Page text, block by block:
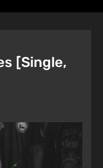
[Single,